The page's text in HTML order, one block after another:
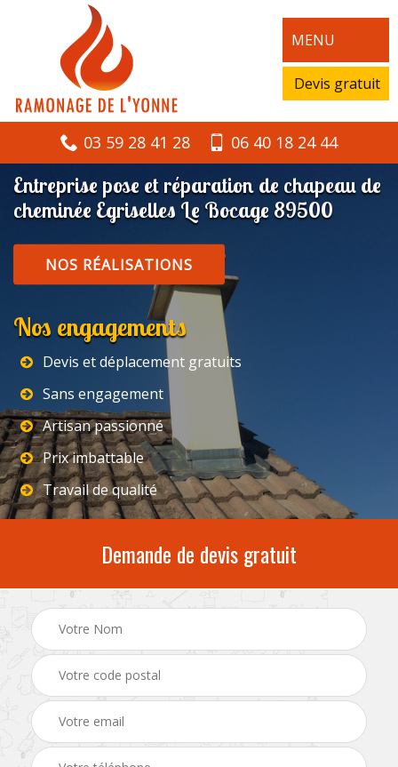
MENU
Devis gratuit
03 59 28 41 28 06 40 18 24 44
Entreprise pose et réparation de chapeau de
cheminée Egriselles Le Bocage 89500
NOS RÉALISATIONS
Nos engagements
Devis et déplacement gratuits
Sans engagement
Artisan passionné
Prix imbattable
Travail de qualité
Demande de devis gratuit